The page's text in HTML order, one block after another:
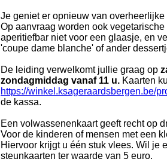
Je geniet er opnieuw van
Op aanvraag worden ook
aperitiefbar niet voor een glaasje, en
'coupe dame blanche' of ander
De leiding verwelkomt jullie graag op
zondagmiddag vanaf 11 u. Kaarten
https://winkel.ksageraardsbergen.be/
de kassa.
Een volwassenenkaart geeft recht op
Voor de kinderen of mensen met een
Hiervoor krijgt u één stuk vlees. Wil je
steunkaarten ter waarde van 5 euro.